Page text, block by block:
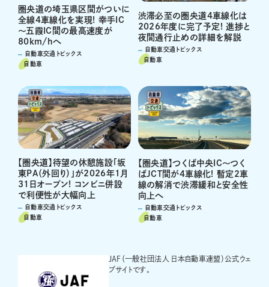
圏央道の埼玉県区間がついに
全線4車線化を実現! 幸手IC
～五霞IC間の最高速度が
80km/hへ
自動車交通トピックス
自動車
渋滞必至の圏央道4車線化は
2026年度に完了予定! 進捗と
夜間通行止めの詳細を解説
自動車交通トピックス
自動車
【圏央道】待望の休憩施設「坂
東PA（外回り）」が2026年1月
31日オープン! コンビニ併設
で利便性が大幅向上
自動車交通トピックス
自動車
【圏央道】つくば中央IC～つく
ばJCT間が4車線化! 暫定2車
線の解消で渋滞緩和と安全性
向上へ
自動車交通トピックス
自動車
JAF（一般社団法人 日本自動車連盟）公式ウェ
ブサイトです。